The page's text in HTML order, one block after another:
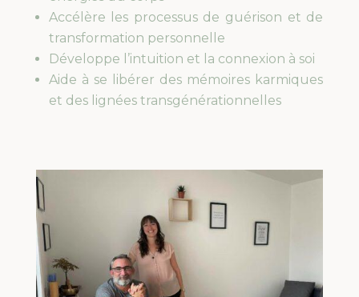
Accélère les processus de guérison et de
transformation personnelle
Développe l’intuition et la connexion à soi
Aide à se libérer des mémoires karmiques
et des lignées transgénérationnelles